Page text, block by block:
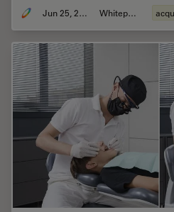
Jun 25, 2026 Whitepaper